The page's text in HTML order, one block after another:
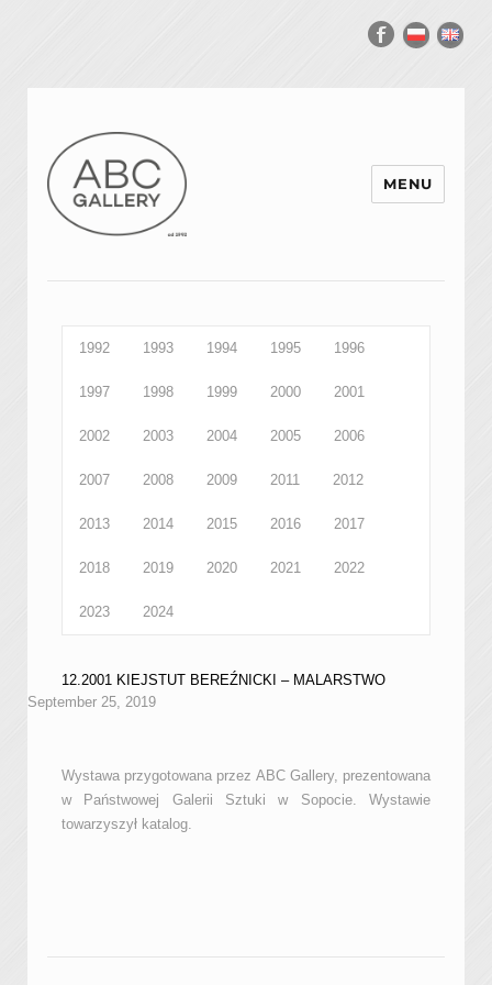
MENU
1992 1993 1994 1995 1996
1997 1998 1999 2000 2001
2002 2003 2004 2005 2006
2007 2008 2009 2011 2012
2013 2014 2015 2016 2017
2018 2019 2020 2021 2022
2023 2024
12.2001 KIEJSTUT BEREŹNICKI – MALARSTWO
September 25, 2019
Wystawa przygotowana przez ABC Gallery, prezentowana
w Państwowej Galerii Sztuki w Sopocie. Wystawie
towarzyszył katalog.